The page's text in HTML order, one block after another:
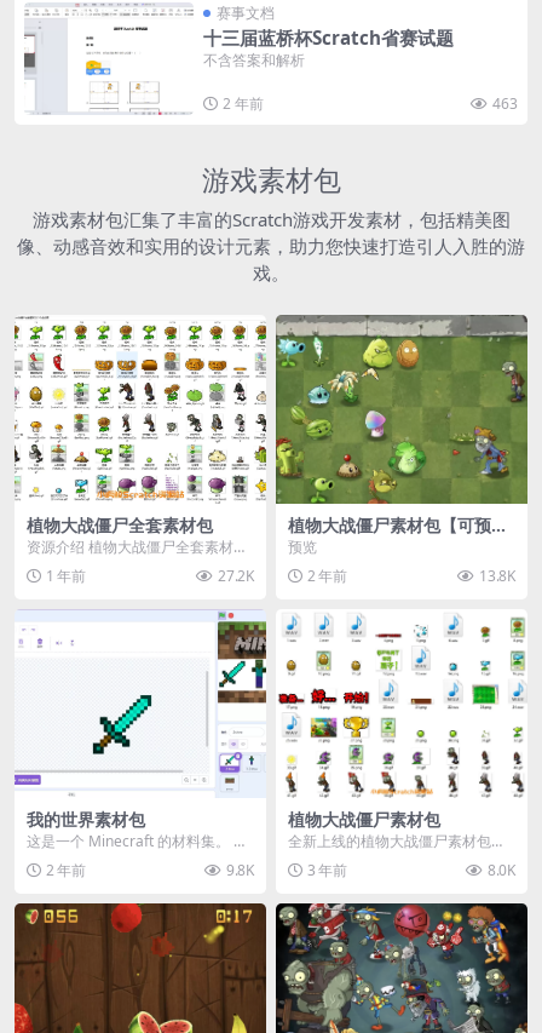
赛事文档
十三届蓝桥杯Scratch省赛试题
不含答案和解析
2 年前 463
游戏素材包
游戏素材包汇集了丰富的Scratch游戏开发素材，包括精美图
像、动感音效和实用的设计元素，助力您快速打造引人入胜的游
戏。
植物大战僵尸全套素材包
资源介绍 植物大战僵尸全套素材
包，包含227个丰富多样的素材，
涵盖角色、背景、动...
1 年前 27.2K
植物大战僵尸素材包【可预
览】
预览
2 年前
13.8K
我的世界素材包
这是一个 Minecraft 的材料集。 操
作方法如下： 工具 → 右箭头 怪物...
2 年前 9.8K
植物大战僵尸素材包
全新上线的植物大战僵尸素材包，
内含48个精选资源，涵盖角色、场
景、音效等多样内容...
3 年前 8.0K